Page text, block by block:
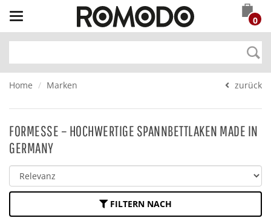
Toggle
navigation
0
Home Marken zurück
FORMESSE – HOCHWERTIGE SPANNBETTLAKEN MADE IN
GERMANY
FILTERN NACH